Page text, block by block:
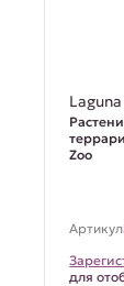
Laguna
Zoo
Артикул
для